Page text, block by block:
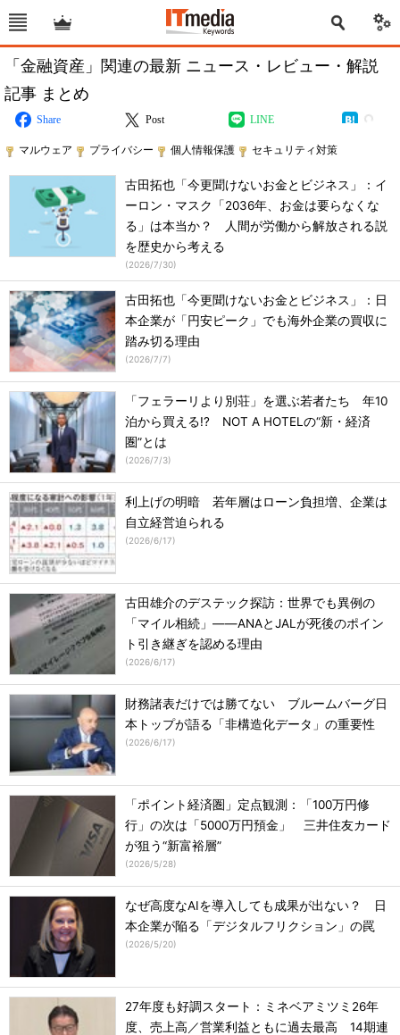
「金融資産」関連の最新 ニュース・レビュー・解説
記事 まとめ
Share Post LINE
マルウェア プライバシー 個人情報保護 セキュリティ対策
古田拓也「今更聞けないお金とビジネス」：イ
ーロン・マスク「2036年、お金は要らなくな
る」は本当か？ 人間が労働から解放される説
を歴史から考える
(2026/7/30)
古田拓也「今更聞けないお金とビジネス」：日
本企業が「円安ピーク」でも海外企業の買収に
踏み切る理由
(2026/7/7)
「フェラーリより別荘」を選ぶ若者たち 年10
泊から買える!? NOT A HOTELの“新・経済
圏”とは
(2026/7/3)
利上げの明暗 若年層はローン負担増、企業は
自立経営迫られる
(2026/6/17)
古田雄介のデステック探訪：世界でも異例の
「マイル相続」――ANAとJALが死後のポイン
ト引き継ぎを認める理由
(2026/6/17)
財務諸表だけでは勝てない ブルームバーグ日
本トップが語る「非構造化データ」の重要性
(2026/6/17)
「ポイント経済圏」定点観測：「100万円修
行」の次は「5000万円預金」 三井住友カード
が狙う“新富裕層”
(2026/5/28)
なぜ高度なAIを導入しても成果が出ない？ 日
本企業が陥る「デジタルフリクション」の罠
(2026/5/20)
27年度も好調スタート：ミネベアミツミ26年
度、売上高／営業利益ともに過去最高 14期連